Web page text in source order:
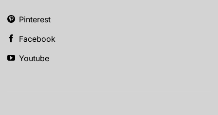
Pinterest
Facebook
Youtube